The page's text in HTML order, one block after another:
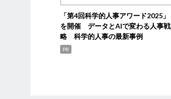
「第4回科学的人事アワード2025」
を開催 データとAIで変わる人事戦
略 科学的人事の最新事例
PR